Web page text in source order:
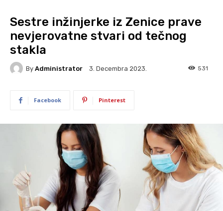
Sestre inžinjerke iz Zenice prave
nevjerovatne stvari od tečnog
stakla
By Administrator 3. Decembra 2023. 531
Facebook Pinterest